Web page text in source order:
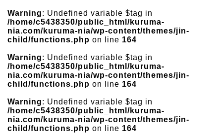
Warning: Undefined variable $tag in
/home/c5438350/public_html/kuruma-
nia.com/kuruma-nia/wp-content/themes/jin-
child/functions.php on line 164
Warning: Undefined variable $tag in
/home/c5438350/public_html/kuruma-
nia.com/kuruma-nia/wp-content/themes/jin-
child/functions.php on line 164
Warning: Undefined variable $tag in
/home/c5438350/public_html/kuruma-
nia.com/kuruma-nia/wp-content/themes/jin-
child/functions.php on line 164